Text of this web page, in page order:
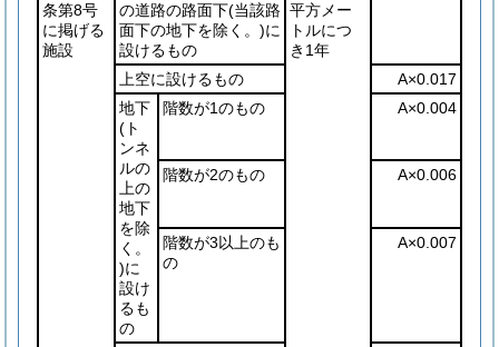
条第8号
に掲げる
施設
の道路の路面下(当該路
面下の地下を除く。)に
設けるもの
平方メー
トルにつ
き1年
上空に設けるもの
A×0.017
地下
(ト
ンネ
ルの
上の
地下
を除
く。
)に
設け
るも
の
階数が1のもの A×0.004
階数が2のもの A×0.006
階数が3以上のも
の
A×0.007